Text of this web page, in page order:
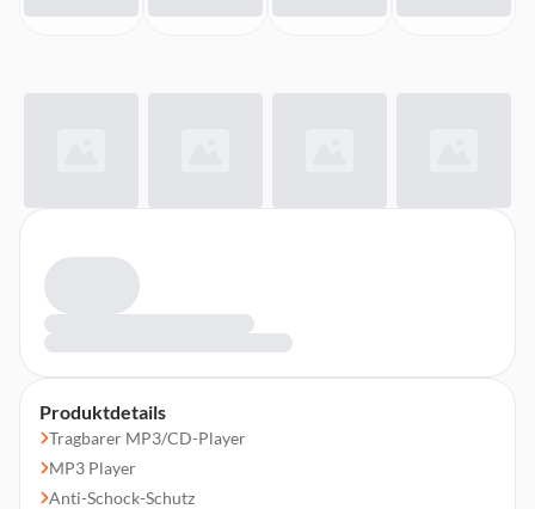
Produktdetails
Tragbarer MP3/CD-Player
MP3 Player
Anti-Schock-Schutz